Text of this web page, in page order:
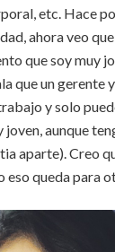
etc. Hace
ahora veo
que soy muy
que un gerente
y solo
aunque
aparte). Creo
eso queda para